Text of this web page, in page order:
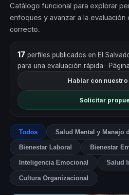
Catálogo funcional para explorar
enfoques y avanzar a la
correcto.
17 perfiles publicados en El
para una evaluación rápida ·
Hablar con
Solicitar
Todos Salud Mental y Manejo
Bienestar Laboral Bienestar
Inteligencia Emocional Salud
Cultura Organizacional